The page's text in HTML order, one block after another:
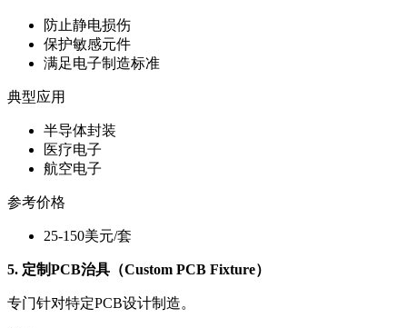
防止静电损伤
保护敏感元件
满足电子制造标准
典型应用
半导体封装
医疗电子
航空电子
参考价格
25-150美元/套
5. 定制PCB治具（Custom PCB Fixture）
专门针对特定PCB设计制造。